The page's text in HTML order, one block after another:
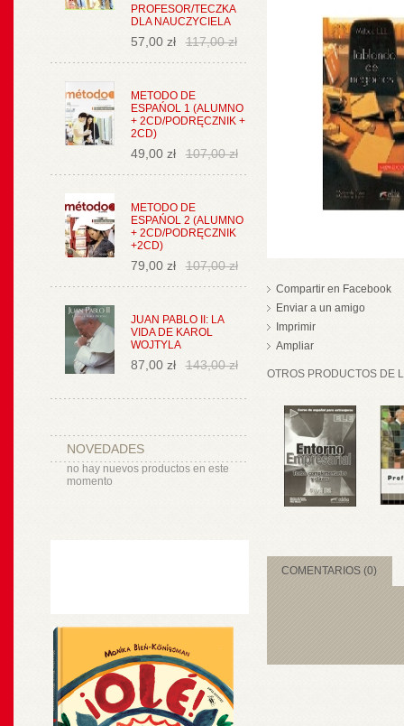
PROFESOR/TECZKA
DLA NAUCZYCIELA
57,00 zł 117,00 zł
METODO DE
ESPAŃOL 1 (ALUMNO
+ 2CD/PODRĘCZNIK +
2CD)
49,00 zł 107,00 zł
METODO DE
ESPAŃOL 2 (ALUMNO
+ 2CD/PODRĘCZNIK
+2CD)
79,00 zł 107,00 zł
JUAN PABLO II: LA
VIDA DE KAROL
WOJTYLA
87,00 zł 143,00 zł
NOVEDADES
no hay nuevos productos en este
momento
Compartir en Facebook
Enviar a un amigo
Imprimir
Ampliar
OTROS PRODUCTOS DE
COMENTARIOS (0)